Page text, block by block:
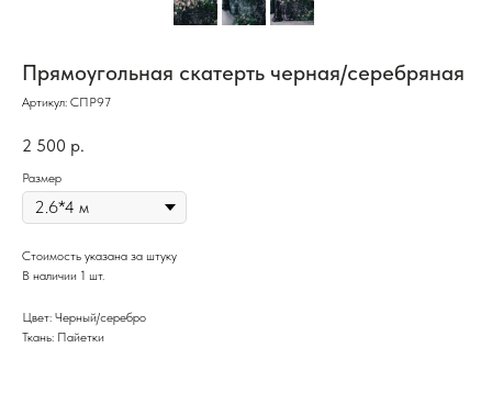
Прямоугольная скатерть черная/серебряная
Артикул: СПР97
2 500 р.
Размер
Стоимость указана за штуку
В наличии 1 шт.
Цвет: Черный/серебро
Ткань: Пайетки